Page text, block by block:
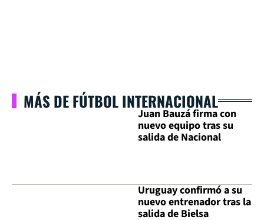
MÁS DE FÚTBOL INTERNACIONAL
Juan Bauzá firma con
nuevo equipo tras su
salida de Nacional
Uruguay confirmó a su
nuevo entrenador tras la
salida de Bielsa